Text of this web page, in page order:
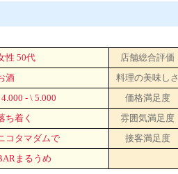
性 50代
店舗総合評価
酒
料理の美味し
- \ 5.000
価格満足度
ち着く
雰囲気満足度
コタマダムで
接客満足度
まるうめ